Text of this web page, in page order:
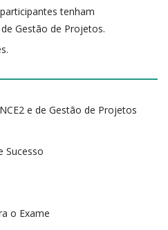
tenham
Gestão de Projetos.
e de Gestão de Projetos
Sucesso
o Exame